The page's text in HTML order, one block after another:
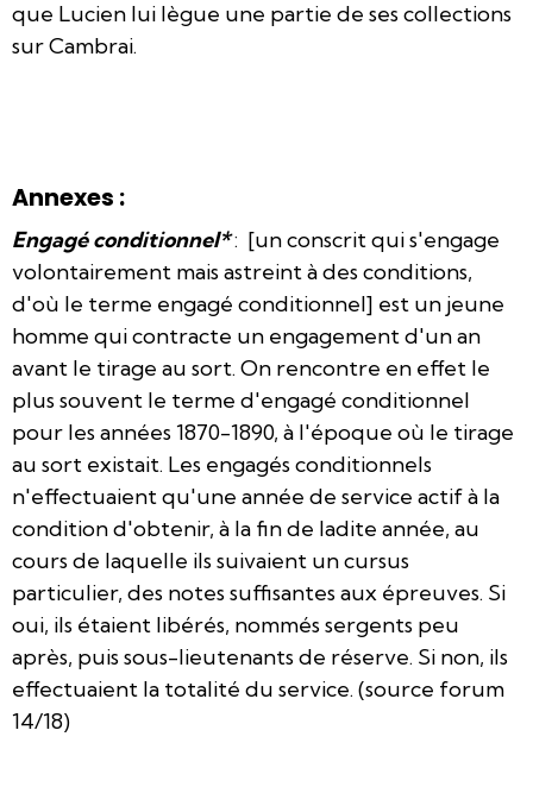
que Lucien lui lègue une partie de ses collections
sur Cambrai.
Annexes :
Engagé conditionnel*: [un conscrit qui s'engage
volontairement mais astreint à des conditions,
d'où le terme engagé conditionnel] est un jeune
homme qui contracte un engagement d'un an
avant le tirage au sort. On rencontre en effet le
plus souvent le terme d'engagé conditionnel
pour les années 1870-1890, à l'époque où le tirage
au sort existait. Les engagés conditionnels
n'effectuaient qu'une année de service actif à la
condition d'obtenir, à la fin de ladite année, au
cours de laquelle ils suivaient un cursus
particulier, des notes suffisantes aux épreuves. Si
oui, ils étaient libérés, nommés sergents peu
après, puis sous-lieutenants de réserve. Si non, ils
effectuaient la totalité du service. (source forum
14/18)